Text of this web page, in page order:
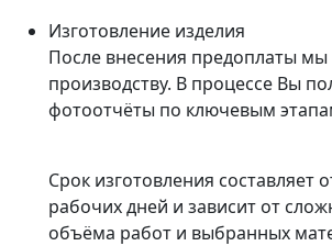
Изготовление изделия
После внесения предоплаты мы
производству. В процессе Вы
фотоотчёты по ключевым
Срок изготовления составляет
рабочих дней и зависит от
объёма работ и выбранных